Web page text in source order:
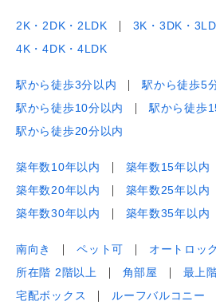
2K・2DK・2LDK
3K・3DK・
4K・4DK・4LDK
駅から徒歩3分以内
駅から徒歩5
駅から徒歩10分以内
駅から徒歩
駅から徒歩20分以内
築年数10年以内
築年数15年以内
築年数20年以内
築年数25年以内
築年数30年以内
築年数35年以内
南向き ペット可
オートロック
所在階 2階以上
角部屋 最上
宅配ボックス
ルーフバルコニー